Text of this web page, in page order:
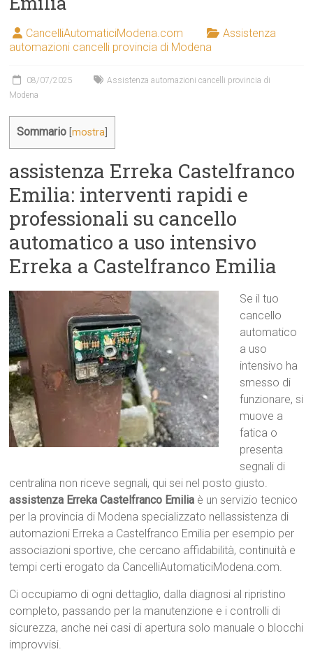
CancelliAutomaticiModena.com
Assistenza
automazioni cancelli provincia di Modena
08/07/2025
Assistenza automazioni cancelli provincia di
Modena
Sommario [mostra
assistenza Erreka Castelfranco
Emilia: interventi rapidi e
professionali su cancello
automatico a uso intensivo
Erreka a Castelfranco Emilia
Se il tuo
cancello
automatico
a uso
intensivo ha
smesso di
funzionare, si
muove a
fatica o
presenta
segnali di
centralina non riceve segnali, qui sei nel posto giusto.
assistenza Erreka Castelfranco Emilia è un servizio tecnico
per la provincia di Modena specializzato nellassistenza di
automazioni Erreka a Castelfranco Emilia per esempio per
associazioni sportive, che cercano affidabilità, continuità e
tempi certi erogato da CancelliAutomaticiModena.com.
Ci occupiamo di ogni dettaglio, dalla diagnosi al ripristino
completo, passando per la manutenzione e i controlli di
sicurezza, anche nei casi di apertura solo manuale o blocchi
improvvisi.